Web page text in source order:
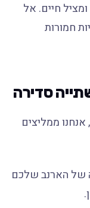
חיים. אל
חמורות
סדירה
ממליצים
של הארנב שלכם